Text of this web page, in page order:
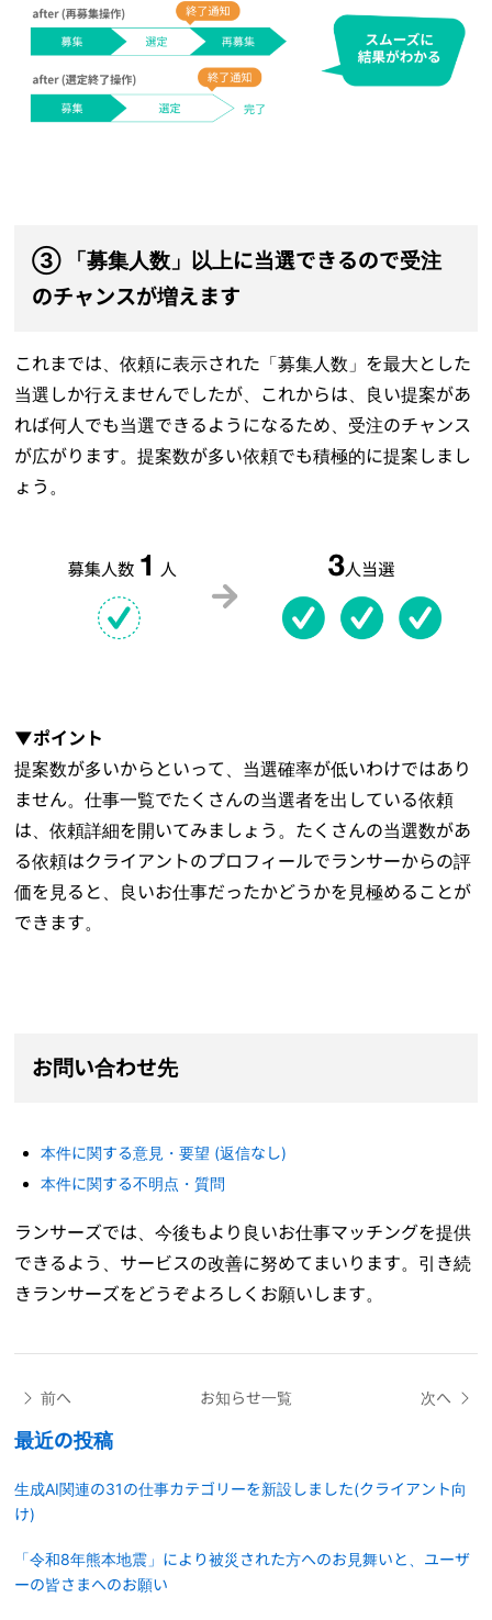
③ 「募集人数」以上に当選できるので受注
のチャンスが増えます
これまでは、依頼に表示された「募集人数」を最大とした
当選しか行えませんでしたが、これからは、良い提案があ
れば何人でも当選できるようになるため、受注のチャンス
が広がります。提案数が多い依頼でも積極的に提案しまし
ょう。
▼ポイント
提案数が多いからといって、当選確率が低いわけではあり
ません。仕事一覧でたくさんの当選者を出している依頼
は、依頼詳細を開いてみましょう。たくさんの当選数があ
る依頼はクライアントのプロフィールでランサーからの評
価を見ると、良いお仕事だったかどうかを見極めることが
できます。
お問い合わせ先
本件に関する意見・要望 (返信なし)
本件に関する不明点・質問
ランサーズでは、今後もより良いお仕事マッチングを提供
できるよう、サービスの改善に努めてまいります。引き続
きランサーズをどうぞよろしくお願いします。
前へ お知らせ一覧 次へ
最近の投稿
生成AI関連の31の仕事カテゴリーを新設しました(クライアント向
け)
「令和8年熊本地震」により被災された方へのお見舞いと、ユーザ
ーの皆さまへのお願い